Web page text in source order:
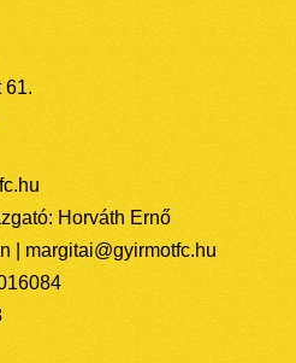
61.
Horváth Ernő
| margitai@gyirmotfc.hu